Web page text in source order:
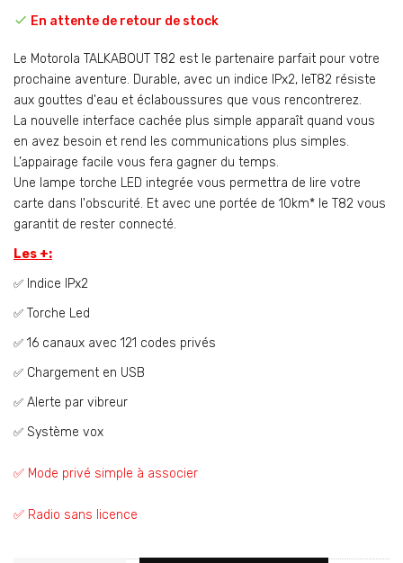
 En attente de retour de stock
Le Motorola TALKABOUT T82 est le partenaire parfait pour votre
prochaine aventure. Durable, avec un indice IPx2, leT82 résiste
aux gouttes d'eau et éclaboussures que vous rencontrerez.
La nouvelle interface cachée plus simple apparaît quand vous
en avez besoin et rend les communications plus simples.
L’appairage facile vous fera gagner du temps.
Une lampe torche LED integrée vous permettra de lire votre
carte dans l'obscurité. Et avec une portée de 10km* le T82 vous
garantit de rester connecté.
Les +:
✅ Indice IPx2
✅ Torche Led
✅ 16 canaux avec 121 codes privés
✅ Chargement en USB
✅ Alerte par vibreur
✅ Système vox
✅ Mode privé simple à associer
✅ Radio sans licence